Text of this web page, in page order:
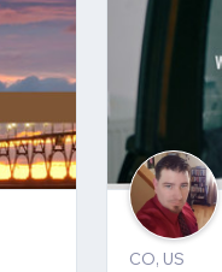
CO, US